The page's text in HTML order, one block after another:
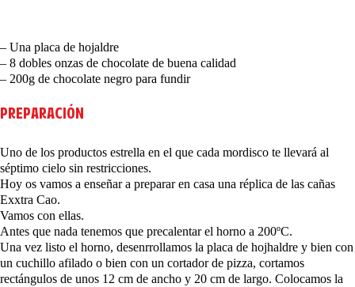
– Una placa de hojaldre
– 8 dobles onzas de chocolate de buena calidad
– 200g de chocolate negro para fundir
PREPARACIÓN
Uno de los productos estrella en el que cada mordisco te llevará al
séptimo cielo sin restricciones.
Hoy os vamos a enseñar a preparar en casa una réplica de las cañas
Exxtra Cao.
Vamos con ellas.
Antes que nada tenemos que precalentar el horno a 200ºC.
Una vez listo el horno, desenrrollamos la placa de hojhaldre y bien con
un cuchillo afilado o bien con un cortador de pizza, cortamos
rectángulos de unos 12 cm de ancho y 20 cm de largo. Colocamos la